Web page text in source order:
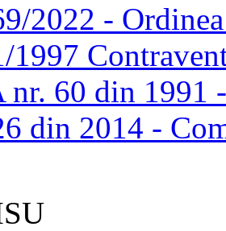
2022 -
1997
nr. 60 din 1991
din 2014 -